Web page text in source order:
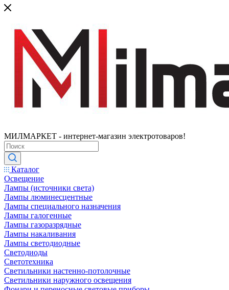
МИЛМАРКЕТ - интернет-магазин электротоваров!
Каталог
Освещение
Лампы (источники света)
Лампы люминесцентные
Лампы специального назначения
Лампы галогенные
Лампы газоразрядные
Лампы накаливания
Лампы светодиодные
Светодиоды
Светотехника
Светильники настенно-потолочные
Светильники наружного освещения